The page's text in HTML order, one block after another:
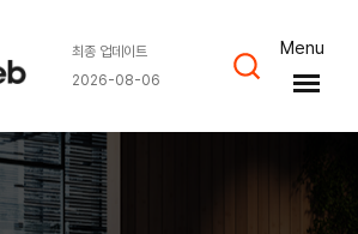
최종 업데이트
2026-08-06
Menu